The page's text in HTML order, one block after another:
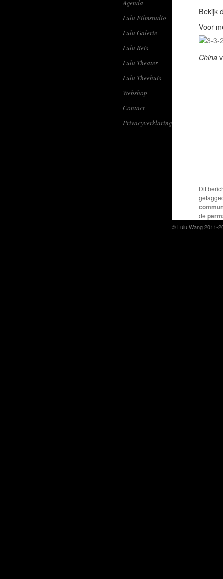
Agenda
Lulu Filmstudio
Lulu Galerie
Lulu Reis
Lulu Theater
Lulu Theehuis
Webshop
Contact
Privacyverklaring
Bekijk
Voor
China
Dit
de
© Lulu Wang 2011-